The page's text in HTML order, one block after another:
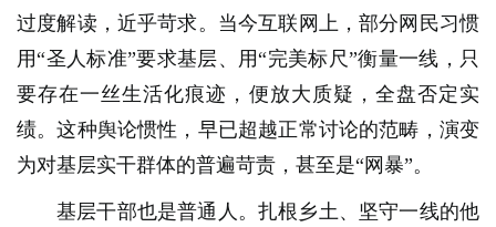
过度解读，近乎苛求。当今互联网上，部分网民习惯
用“圣人标准”要求基层、用“完美标尺”衡量一线，只
要存在一丝生活化痕迹，便放大质疑，全盘否定实
绩。这种舆论惯性，早已超越正常讨论的范畴，演变
为对基层实干群体的普遍苛责，甚至是“网暴”。
基层干部也是普通人。扎根乡土、坚守一线的他